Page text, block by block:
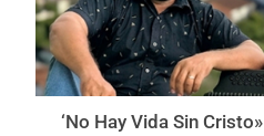
‘No Hay Vida Sin